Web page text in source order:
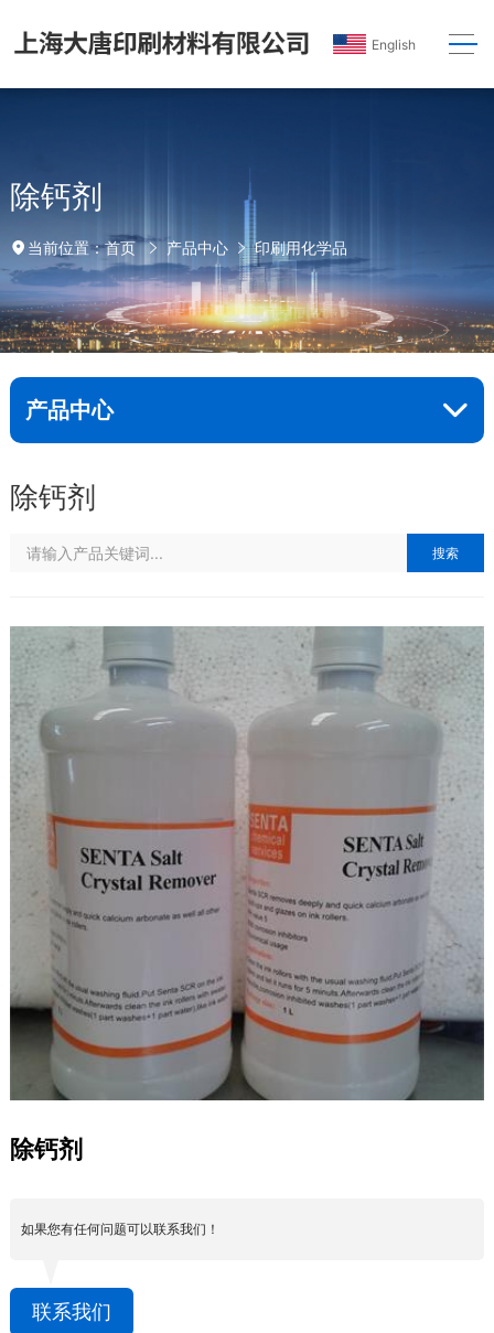
English
除钙剂
当前位置：首页 产品中心 印刷用化学品
产品中心
除钙剂
搜索
除钙剂
如果您有任何问题可以联系我们！
联系我们